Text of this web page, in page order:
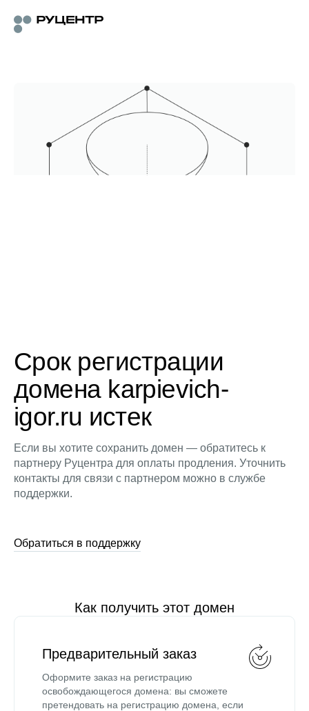
Срок регистрации
домена karpievich-
igor.ru истек
Если вы хотите сохранить домен — обратитесь к
партнеру Руцентра для оплаты продления. Уточнить
контакты для связи с партнером можно в службе
поддержки.
Обратиться в поддержку
Как получить этот домен
Предварительный заказ
Оформите заказ на регистрацию
освобождающегося домена: вы сможете
претендовать на регистрацию домена, если